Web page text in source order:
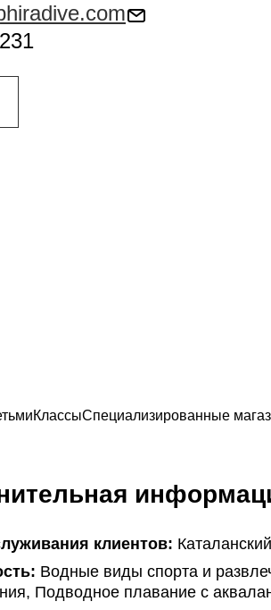
КлассыСпециализированные
клиентов:
Водные виды спорта и
Подводное плавание с